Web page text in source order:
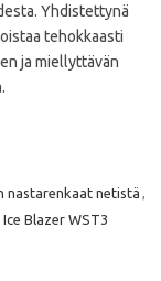
Yhdistettynä
tehokkaasti
ja miellyttävän
nastarenkaat netistä
Ice Blazer WST3